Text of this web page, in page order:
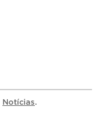
Notícias.